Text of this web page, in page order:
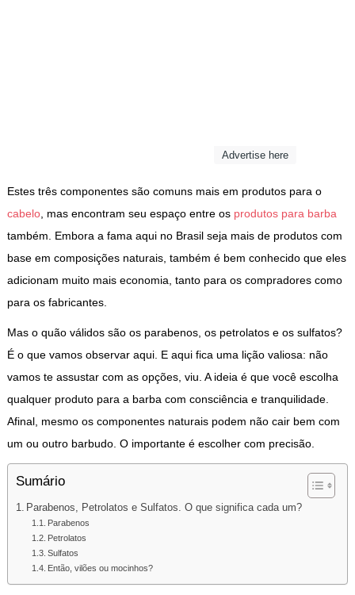
Advertise here
Estes três componentes são comuns mais em produtos para o
cabelo, mas encontram seu espaço entre os produtos para barba
também. Embora a fama aqui no Brasil seja mais de produtos com
base em composições naturais, também é bem conhecido que eles
adicionam muito mais economia, tanto para os compradores como
para os fabricantes.
Mas o quão válidos são os parabenos, os petrolatos e os sulfatos?
É o que vamos observar aqui. E aqui fica uma lição valiosa: não
vamos te assustar com as opções, viu. A ideia é que você escolha
qualquer produto para a barba com consciência e tranquilidade.
Afinal, mesmo os componentes naturais podem não cair bem com
um ou outro barbudo. O importante é escolher com precisão.
Sumário
Parabenos, Petrolatos e Sulfatos. O que significa cada um?
Parabenos
Petrolatos
Sulfatos
Então, vilões ou mocinhos?